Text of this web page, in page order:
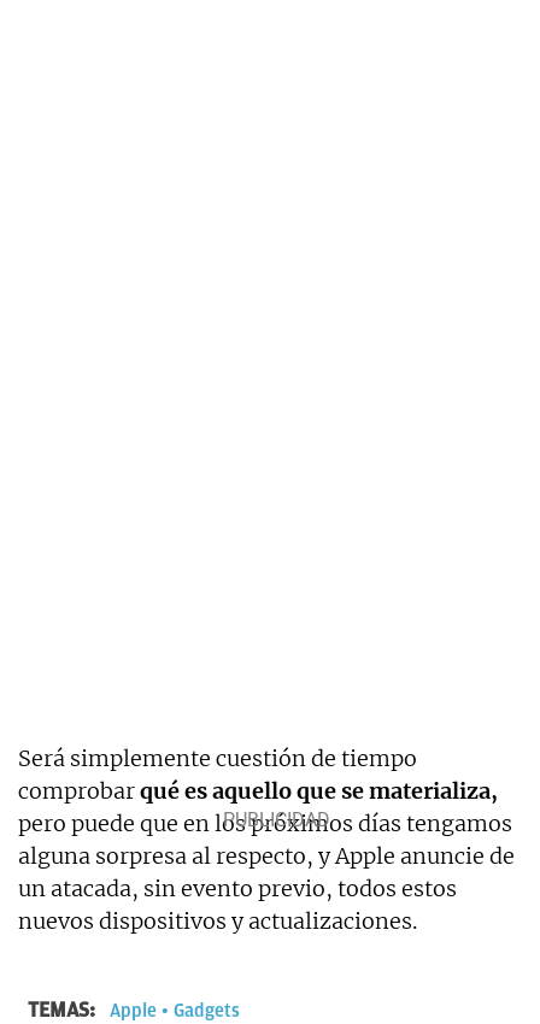
Será simplemente cuestión de tiempo
comprobarqué es aquello que se materializa,
pero puede que en los próximos días tengamos
alguna sorpresa al respecto, y Apple anuncie de
un atacada, sin evento previo, todos estos
nuevos dispositivos y actualizaciones.
TEMAS: Apple Gadgets